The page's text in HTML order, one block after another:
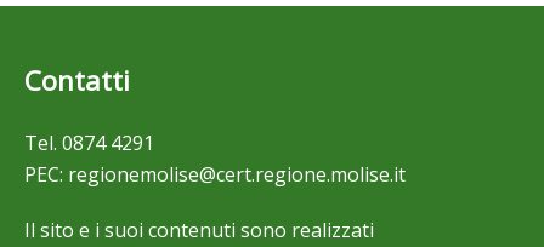
Contatti
Tel. 0874 4291
PEC: regionemolise@cert.regione.molise.it
Il sito e i suoi contenuti sono realizzati